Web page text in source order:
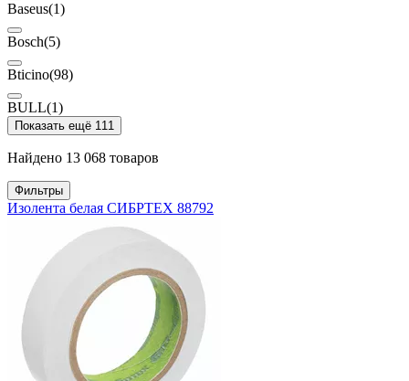
Baseus(1)
Bosch(5)
Bticino(98)
BULL(1)
Показать ещё 111
Найдено 13 068 товаров
Фильтры
Изолента белая СИБРТЕХ 88792